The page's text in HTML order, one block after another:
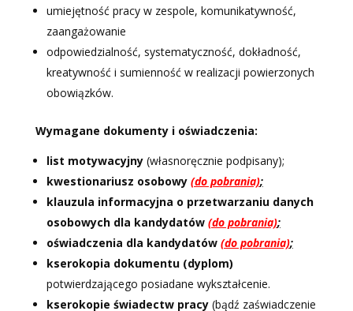
umiejętność pracy w zespole, komunikatywność,
zaangażowanie
odpowiedzialność, systematyczność, dokładność,
kreatywność i sumienność w realizacji powierzonych
obowiązków.
Wymagane dokumenty i oświadczenia:
list motywacyjny (własnoręcznie podpisany);
kwestionariusz osobowy (do pobrania);
klauzula informacyjna o przetwarzaniu danych
osobowych dla kandydatów (do pobrania);
oświadczenia dla kandydatów (do pobrania);
kserokopia dokumentu (dyplom)
potwierdzającego posiadane wykształcenie.
kserokopie świadectw pracy(bądź zaświadczenie